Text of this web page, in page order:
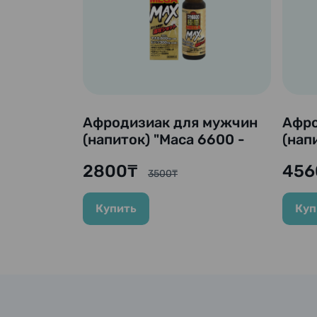
Афродизиак для мужчин
(напиток) "Maca 6600 -
MAX", 50 мл.
2800₸ 3500₸
Купить